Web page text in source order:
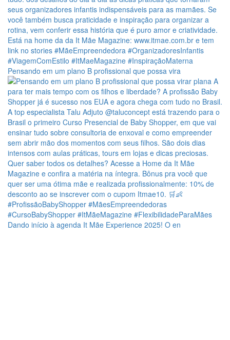
Pensando em um plano B profissional que possa vira
Dando início à agenda It Mãe Experience 2025! O en